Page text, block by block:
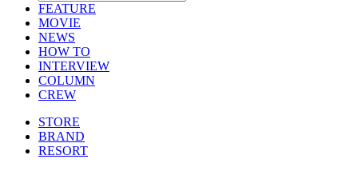
FEATURE
MOVIE
NEWS
HOW TO
INTERVIEW
COLUMN
CREW
STORE
BRAND
RESORT